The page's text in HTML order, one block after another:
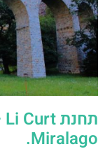
Miralago.